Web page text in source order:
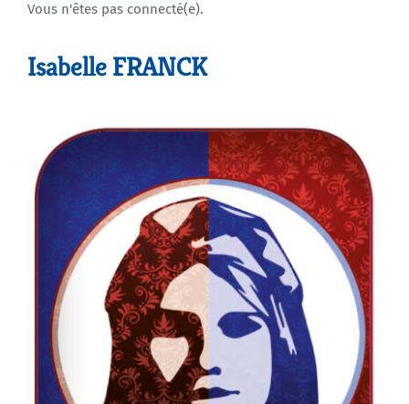
Agenda
Vous n'êtes pas connecté(e).
Isabelle FRANCK